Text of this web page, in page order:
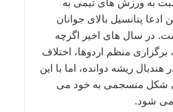
به ورزش های تیمی به
پتانسیل بالای جوانان
در سال های اخیر اگرچه
منظم اردوها، اختلاف
ریشه دوانده، اما با این
شکل منسجمی به خود می
می شود.